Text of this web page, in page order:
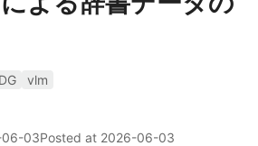
vlm
03Posted at 2026-06-03